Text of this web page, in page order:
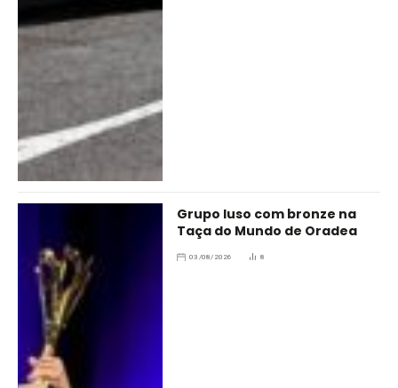
Grupo luso com bronze na
Taça do Mundo de Oradea
03/08/2026 8